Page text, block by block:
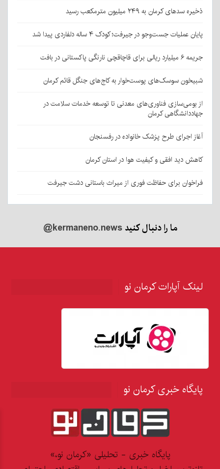
ذخیره سدهای کرمان به ۲۴۹ میلیون مترمکعب رسید
پایان عملیات جست‌وجو در جیرفت؛ کودک ۴ ساله دلفاردی پیدا شد
جریمه ۶ میلیارد ریالی برای قاچاقچی نارنگی پاکستانی در بافت
شبیخون سوسک‌های پوست‌خوار به کاج‌های جنگل قائم کرمان
از بومی‌سازی فناوری‌های معدنی تا توسعه خدمات سلامت در
جهاددانشگاهی کرمان
آغاز اجرای طرح پزشک خانواده در رفسنجان
کاهش دید افقی و کیفیت هوا در استان کرمان
فراخوان برای حفاظت فوری از میراث باستانی دشت جیرفت
ما را دنبال کنید@kermaneno.news
لینک آپارات کرمان نو
پایگاه خبری کرمان نو
پایگاه خبری - تحلیلی «کرمان نو،»